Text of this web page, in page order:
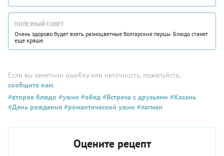
ПОЛЕЗНЫЙ СОВЕТ
Очень здорово будет взять разноцветные болгарские перцы. Блюдо станет
еще краше.
Если вы заметили ошибку или неточность, пожалуйста,
сообщите нам.
#второе блюдо #ужин #обед #Встреча с друзьями #Казань
#День рождения #романтический ужин #лагман
Оцените рецепт